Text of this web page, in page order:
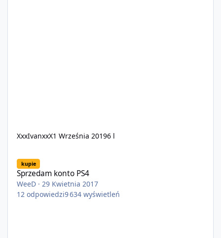
XxxIvanxxX1 Września 20196 l
kupie
Sprzedam konto PS4
WeeD ·29 Kwietnia 2017
12 odpowiedzi9 634 wyświetleń